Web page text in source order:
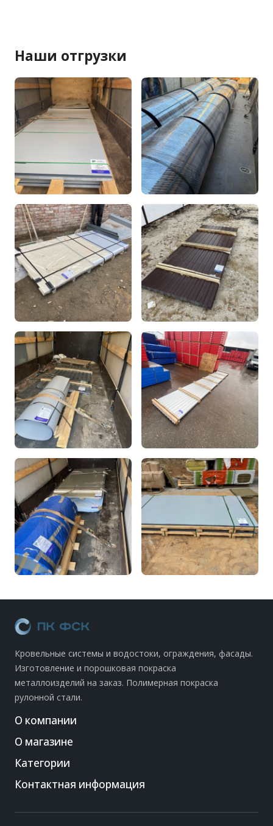
Наши отгрузки
Кровельные системы и водостоки, ограждения, фасады.
Изготовление и порошковая покраска
металлоизделий на заказ. Полимерная покраска
рулонной стали.
О компании
О магазине
Категории
Контактная информация